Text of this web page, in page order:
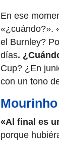
En ese
«¿cuándo?».
el Burnley?
días.
Cup? ¿En
con un tono
Mourinho
«Al final es
porque